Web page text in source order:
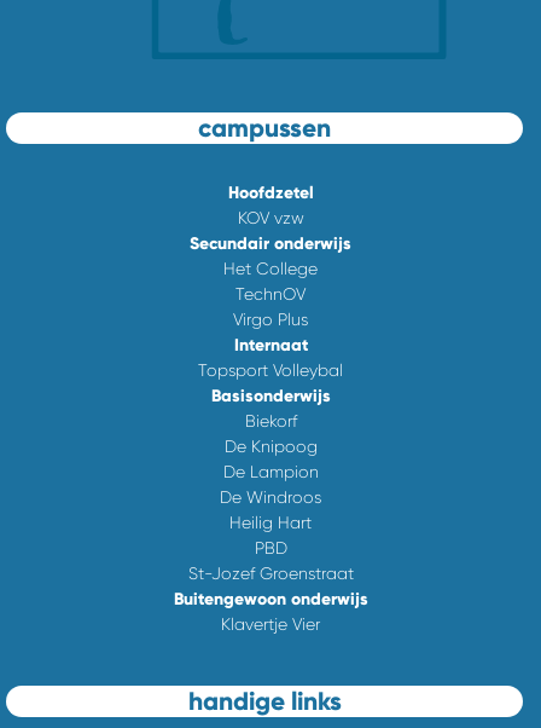
campussen
Hoofdzetel
KOV vzw
Secundair onderwijs
Het College
TechnOV
Virgo Plus
Internaat
Topsport Volleybal
Basisonderwijs
Biekorf
De Knipoog
De Lampion
De Windroos
Heilig Hart
PBD
St-Jozef Groenstraat
Buitengewoon onderwijs
Klavertje Vier
handige links